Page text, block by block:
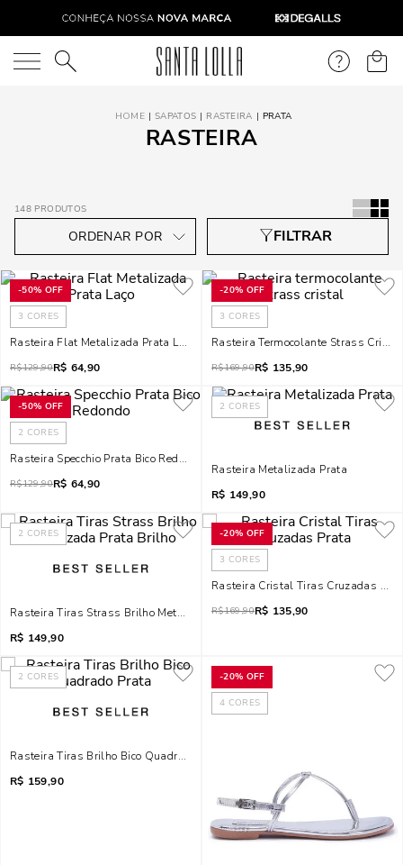
O que você está procurando?
SAPATOS RASTEIRA PRATA
RASTEIRA
148 PRODUTOS
-50% OFF
3 CORES
Rasteira Flat Metalizada Prata Laço
R$129,90R$ 64,90
-20% OFF
3 CORES
Rasteira Termocolante Strass Cristal
R$169,90R$ 135,90
-50% OFF
2 CORES
Rasteira Specchio Prata Bico Redondo
R$129,90R$ 64,90
2 CORES
Rasteira Metalizada Prata
R$ 149,90
2 CORES
Rasteira Tiras Strass Brilho Metalizada Prata Brilho
R$ 149,90
-20% OFF
3 CORES
Rasteira Cristal Tiras Cruzadas
R$169,90R$ 135,90
2 CORES
Rasteira Tiras Brilho Bico Quadrado Prata
R$ 159,90
-20% OFF
4 CORES